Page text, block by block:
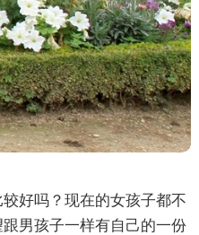
好吗？现在的女孩子都不
男孩子一样有自己的一份